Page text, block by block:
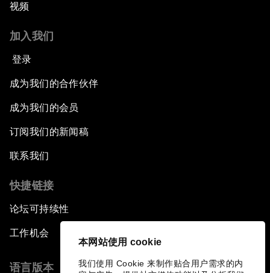
本网站使用 cookie
我们使用 Cookie 来制作贴合用户需求的内
视频
加入我们
登录
成为我们的合作伙伴
成为我们的会员
订阅我们的新闻稿
联系我们
快捷链接
论坛可持续性
工作机会
语言版本